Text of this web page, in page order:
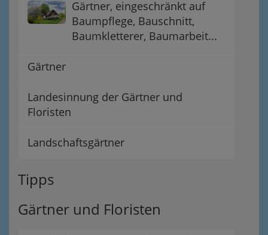
Gärtner, eingeschränkt auf
Baumpflege, Bauschnitt,
Baumkletterer, Baumarbeit...
Gärtner
Landesinnung der Gärtner und
Floristen
Landschaftsgärtner
Tipps
Gärtner und Floristen